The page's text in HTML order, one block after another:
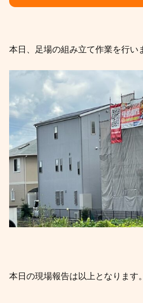
本日、足場の組み立て作業を行い
本日の現場報告は以上となります。